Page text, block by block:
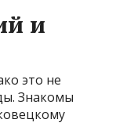
и
это не
Знакомы